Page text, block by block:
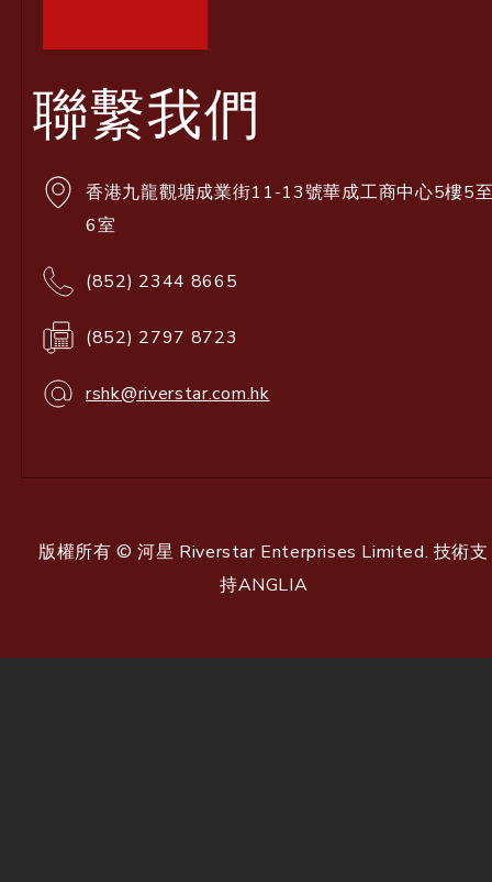
聯繫我們
香港九龍觀塘成業街11-13號華成工商中心5樓5
6室
(852) 2344 8665
(852) 2797 8723
rshk@riverstar.com.hk
版權所有 © 河星 Riverstar Enterprises Limited. 技術支
持ANGLIA